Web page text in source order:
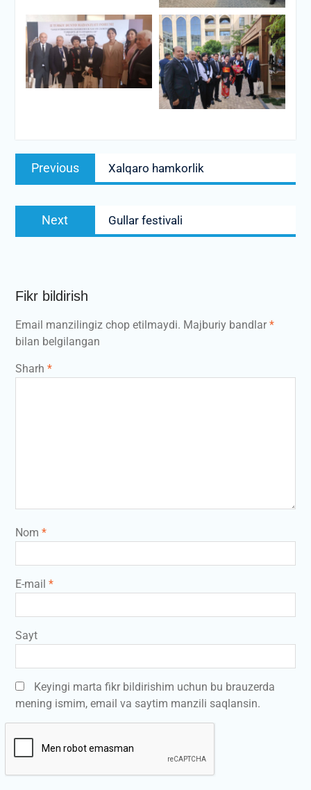
Post
menyusi
Previous
Previous
post:
Xalqaro hamkorlik
Next
Next
post:
Gullar festivali
Fikr bildirish
Email manzilingiz chop etilmaydi. Majburiy bandlar*
bilan belgilangan
Sharh *
Nom *
E-mail *
Sayt
Keyingi marta fikr bildirishim uchun bu brauzerda
mening ismim, email va saytim manzili saqlansin.